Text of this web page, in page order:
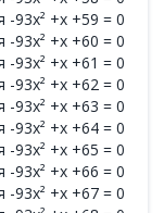
-93x² +x +59 = 0
-93x² +x +60 = 0
-93x² +x +61 = 0
-93x² +x +62 = 0
-93x² +x +63 = 0
-93x² +x +64 = 0
-93x² +x +65 = 0
-93x² +x +66 = 0
-93x² +x +67 = 0